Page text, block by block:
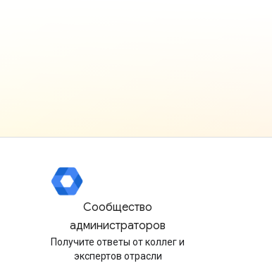
Сообщество
администраторов
Получите ответы от коллег и
экспертов отрасли